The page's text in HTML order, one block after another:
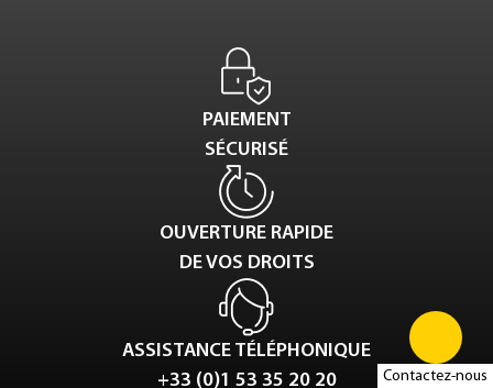
Contactez-nous
PAIEMENT
SÉCURISÉ
OUVERTURE RAPIDE
DE VOS DROITS
ASSISTANCE TÉLÉPHONIQUE
+33 (0)1 53 35 20 20